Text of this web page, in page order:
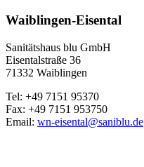
Waiblingen-Eisental
Sanitätshaus blu GmbH
Eisentalstraße 36
71332 Waiblingen
Tel: +49 7151 95370
Fax: +49 7151 953750
Email: wn-eisental@saniblu.de